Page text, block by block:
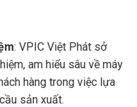
: VPIC Việt Phát sở
am hiểu sâu về máy
hàng trong việc lựa
sản xuất.